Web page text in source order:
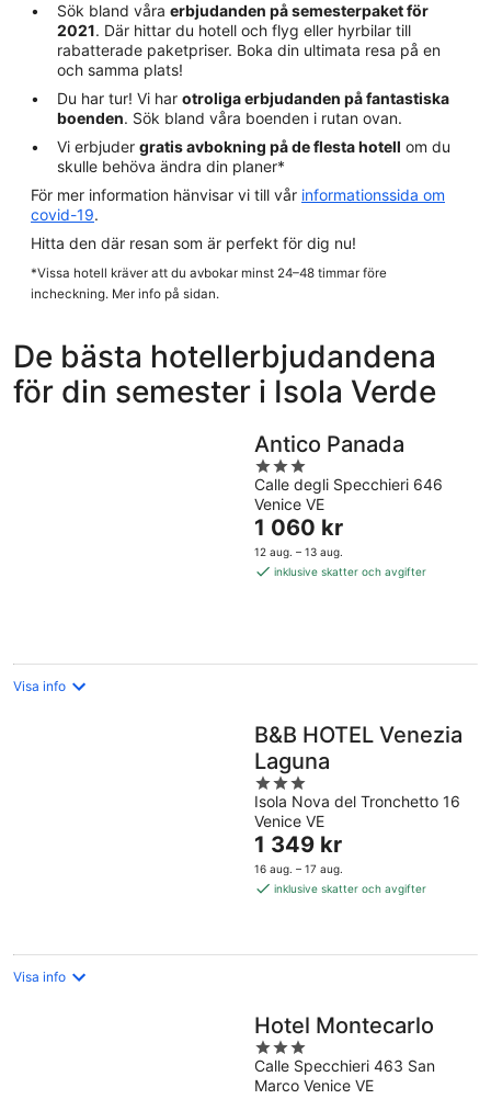
Sök bland våra erbjudanden på semesterpaket för
2021. Där hittar du hotell och flyg eller hyrbilar till
rabatterade paketpriser. Boka din ultimata resa på en
och samma plats!
Du har tur! Vi har otroliga erbjudanden på fantastiska
boenden. Sök bland våra boenden i rutan ovan.
Vi erbjuder gratis avbokning på de flesta hotell om du
skulle behöva ändra din planer*
För mer information hänvisar vi till vår informationssida om
covid-19.
Hitta den där resan som är perfekt för dig nu!
*Vissa hotell kräver att du avbokar minst 24–48 timmar före
incheckning. Mer info på sidan.
De bästa hotellerbjudandena
för din semester i Isola Verde
Antico Panada
3
out
of
5
Calle degli Specchieri 646
Venice VE
Priset
är
1 060 kr
1 060 kr
12 aug. – 13 aug.
inklusive skatter och avgifter
Visa info
B&B HOTEL Venezia
Laguna
3
out
of
5
Isola Nova del Tronchetto 16
Venice VE
Priset
är
1 349 kr
1 349 kr
16 aug. – 17 aug.
inklusive skatter och avgifter
Visa info
Hotel Montecarlo
3
out
of
Calle Specchieri 463 San
Marco Venice VE